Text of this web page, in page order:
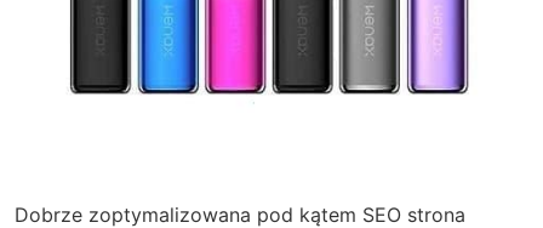
Dobrze zoptymalizowana pod kątem SEO strona